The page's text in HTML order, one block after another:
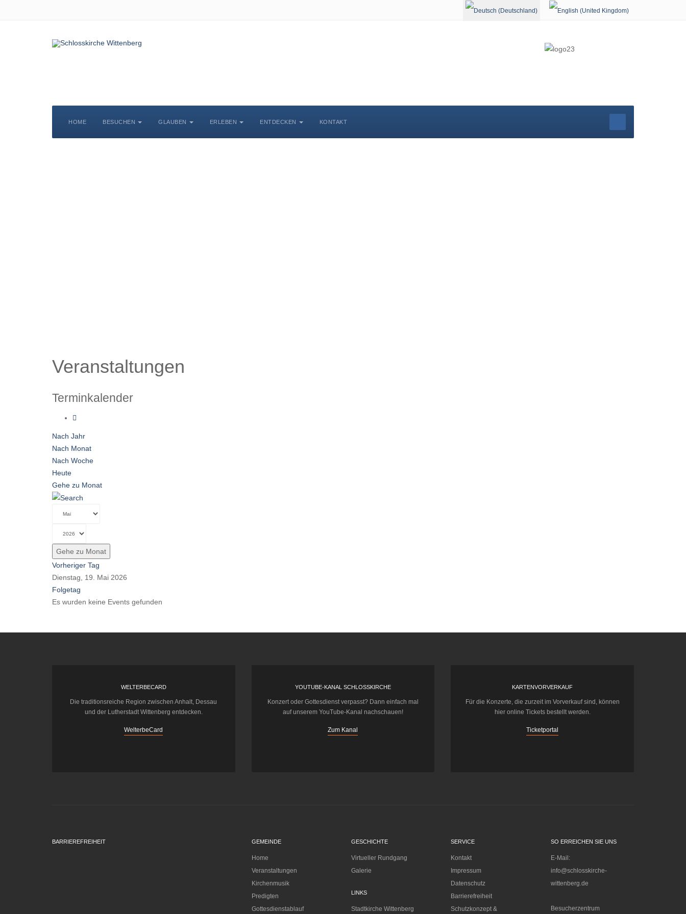
Sprache auswählen
HOME BESUCHEN GLAUBEN ERLEBEN ENTDECKEN KONTAKT
Veranstaltungen
Terminkalender
Nach Jahr
Nach Monat
Nach Woche
Heute
Gehe zu Monat
Gehe zu Monat
Vorheriger Tag
Dienstag, 19. Mai 2026
Folgetag
Es wurden keine Events gefunden
WELTERBECARD
Die traditionsreiche Region zwischen Anhalt, Dessau
und der Lutherstadt Wittenberg entdecken.
WelterbeCard
YOUTUBE-KANAL SCHLOSSKIRCHE
Konzert oder Gottesdienst verpasst? Dann einfach mal
auf unserem YouTube-Kanal nachschauen!
Zum Kanal
KARTENVORVERKAUF
Für die Konzerte, die zurzeit im Vorverkauf sind, können
hier online Tickets bestellt werden.
Ticketportal
BARRIEREFREIHEIT GEMEINDE
Home
Veranstaltungen
Kirchenmusik
Predigten
Gottesdienstablauf
GESCHICHTE
Virtueller Rundgang
Galerie
LINKS
Stadtkirche Wittenberg
SERVICE
Kontakt
Impressum
Datenschutz
Barrierefreiheit
Schutzkonzept &
SO ERREICHEN SIE UNS
E-Mail:
info@schlosskirche-
wittenberg.de
Besucherzentrum